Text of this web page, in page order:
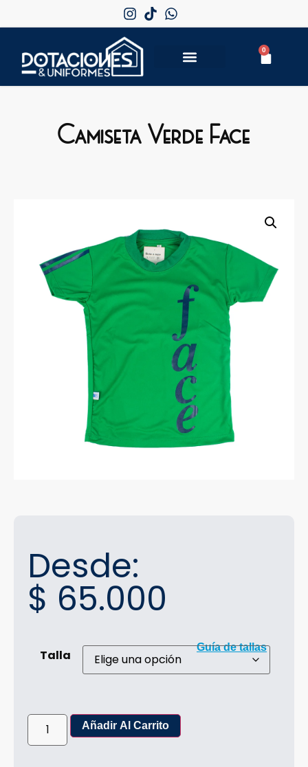
0
Camiseta Verde Face
Desde:
$ 65.000
Guía de tallas
Talla
Añadir Al Carrito